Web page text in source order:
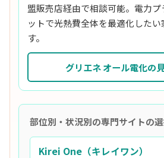
盟販売店経由で相談可能。電力
ットで光熱費全体を最適化した
す。
グリエネ オール電化の
部位別・状況別の専門サイトの
Kirei One（キレイワン）